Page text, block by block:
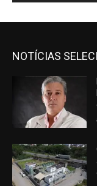
NOTÍCIAS